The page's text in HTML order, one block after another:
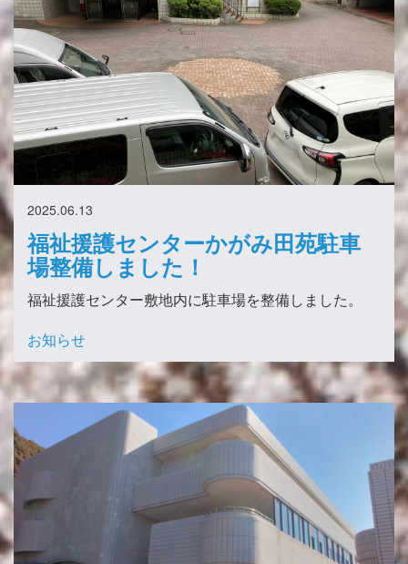
福祉援護センターかがみ田苑駐車
場整備しました！
2025.06.13
福祉援護センター敷地内に駐車場を整備しました。
お知らせ